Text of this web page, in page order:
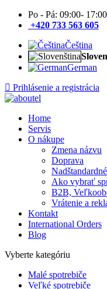
Po - Pá: 09:00- 17:00
+420 733 563 605
Čeština
German
Prihlásenie a registrácia
Home
Servis
O nákupe
Zmena názvu
Doprava
Ako vybrať
B2B,
Vrátenie a
Kontakt
International Orders
Blog
Vyberte kategóriu
Malé spotrebiče
Veľké spotrebiče